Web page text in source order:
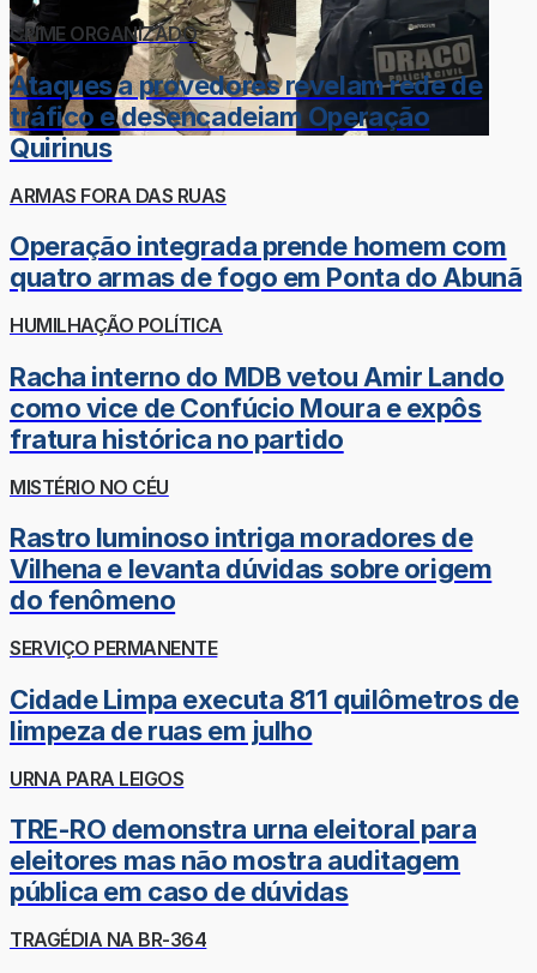
CRIME ORGANIZADO
Ataques a provedores revelam rede de
tráfico e desencadeiam Operação
Quirinus
ARMAS FORA DAS RUAS
Operação integrada prende homem com
quatro armas de fogo em Ponta do Abunã
HUMILHAÇÃO POLÍTICA
Racha interno do MDB vetou Amir Lando
como vice de Confúcio Moura e expôs
fratura histórica no partido
MISTÉRIO NO CÉU
Rastro luminoso intriga moradores de
Vilhena e levanta dúvidas sobre origem
do fenômeno
SERVIÇO PERMANENTE
Cidade Limpa executa 811 quilômetros de
limpeza de ruas em julho
URNA PARA LEIGOS
TRE-RO demonstra urna eleitoral para
eleitores mas não mostra auditagem
pública em caso de dúvidas
TRAGÉDIA NA BR-364